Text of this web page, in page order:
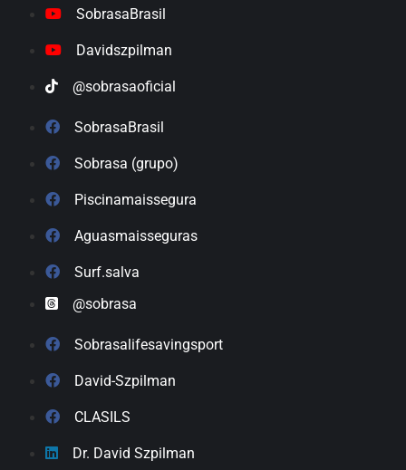
SobrasaBrasil
Davidszpilman
@sobrasaoficial
SobrasaBrasil
Sobrasa (grupo)
Piscinamaissegura
Aguasmaisseguras
Surf.salva
@sobrasa
Sobrasalifesavingsport
David-Szpilman
CLASILS
Dr. David Szpilman